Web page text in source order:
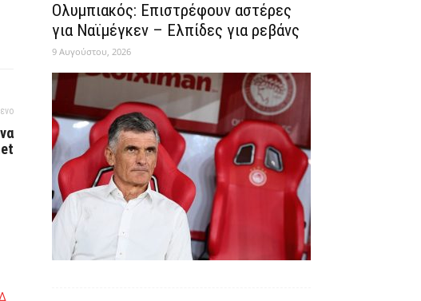
Ολυμπιακός: Επιστρέφουν αστέρες
για Ναϊμέγκεν – Ελπίδες για ρεβάνς
9 Αυγούστου, 2026